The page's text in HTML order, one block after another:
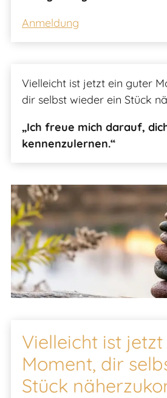
Anmeldung
Vielleicht ist jetzt ein guter
dir selbst wieder ein Stück
„Ich freue mich darauf,
kennenzulernen.“
Vielleicht ist
Moment, dir
Stück